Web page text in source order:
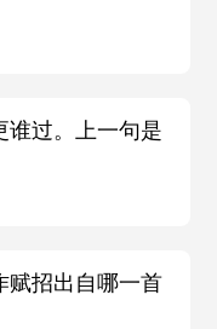
谁过。上一句是
赋招出自哪一首